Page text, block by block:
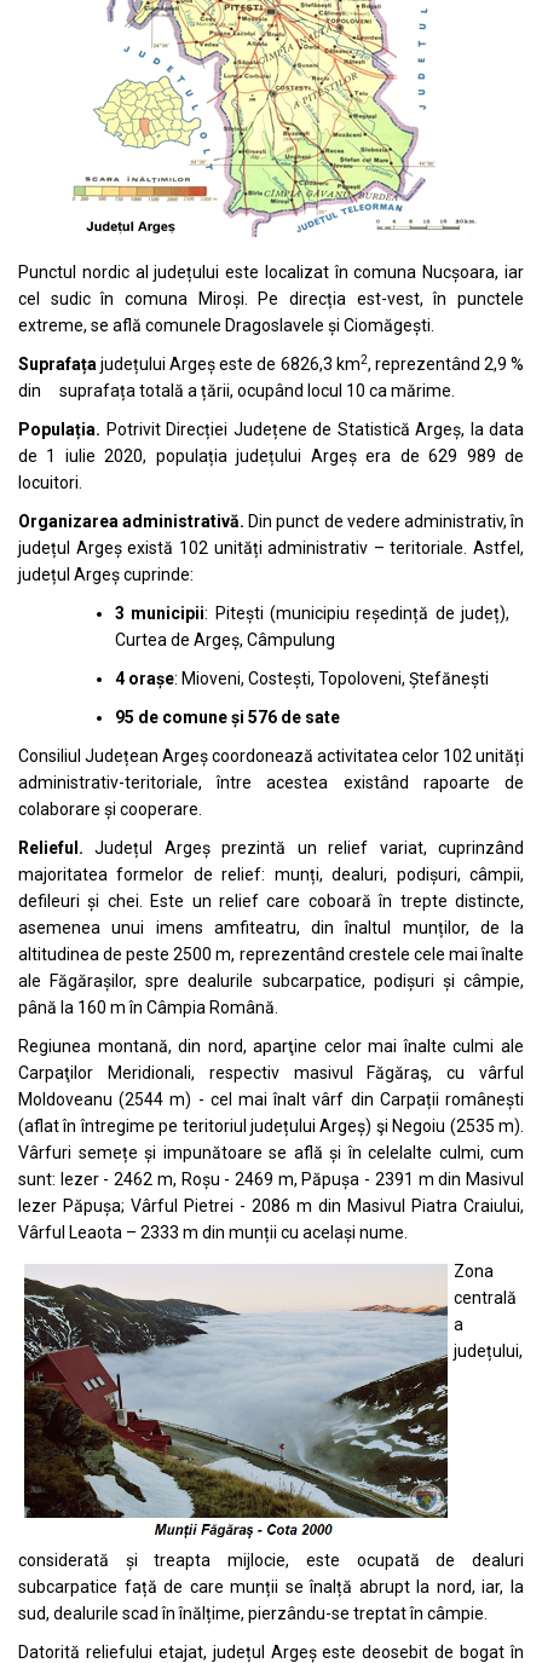
Punctul nordic al județului este localizat în comuna Nucșoara, iar
cel sudic în comuna Miroși. Pe direcția est-vest, în punctele
extreme, se află comunele Dragoslavele și Ciomăgești.
Suprafațajudețului Argeș este de 6826,3 km2, reprezentând 2,9 %
din suprafața totală a țării, ocupând locul 10 ca mărime.
Populația. Potrivit Direcției Județene de Statistică Argeș, la data
de 1 iulie 2020, populația județului Argeș era de 629 989 de
locuitori.
Organizarea administrativă. Din punct de vedere administrativ, în
județul Argeș există 102 unități administrativ – teritoriale. Astfel,
județul Argeș cuprinde:
3 municipii: Pitești (municipiu reședință de județ),
Curtea de Argeș, Câmpulung
4 orașe: Mioveni, Costești, Topoloveni, Ștefănești
95 de comune și 576 de sate
Consiliul Județean Argeș coordonează activitatea celor 102 unități
administrativ-teritoriale, între acestea existând rapoarte de
colaborare și cooperare.
Relieful.Județul Argeș prezintă un relief variat, cuprinzând
majoritatea formelor de relief: munți, dealuri, podișuri, câmpii,
defileuri și chei. Este un relief care coboară în trepte distincte,
asemenea unui imens amfiteatru, din înaltul munților, de la
altitudinea de peste 2500 m, reprezentând crestele cele mai înalte
ale Făgărașilor, spre dealurile subcarpatice, podișuri și câmpie,
până la 160 m în Câmpia Română.
Regiunea montană, din nord, aparţine celor mai înalte culmi ale
Carpaţilor Meridionali, respectiv masivul Făgăraş, cu vârful
Moldoveanu (2544 m) - cel mai înalt vârf din Carpații românești
(aflat în întregime pe teritoriul județului Argeș) şi Negoiu (2535 m).
Vârfuri semețe și impunătoare se află și în celelalte culmi, cum
sunt: Iezer - 2462 m, Roșu - 2469 m, Păpușa - 2391 m din Masivul
Iezer Păpușa; Vârful Pietrei - 2086 m din Masivul Piatra Craiului,
Vârful Leaota – 2333 m din munții cu același nume.
Zona
centrală
a
județului,
considerată și treapta mijlocie, este ocupată de dealuri
subcarpatice față de care munții se înalță abrupt la nord, iar, la
sud, dealurile scad în înălțime, pierzându-se treptat în câmpie.
Datorită reliefului etajat, județul Argeș este deosebit de bogat în